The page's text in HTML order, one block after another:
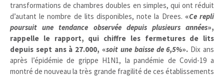
transformations de chambres doubles en simples, qui ont réduit
d’autant le nombre de lits disponibles, note la Drees. «Ce repli
poursuit une tendance observée depuis plusieurs années»,
rappelle le rapport, qui chiffre les fermetures de lits
depuis sept ans à 27.000, «soit une baisse de 6,5%». Dix ans
après l’épidémie de grippe H1N1, la pandémie de Covid-19 a
montré de nouveau la très grande fragilité de ces établissements